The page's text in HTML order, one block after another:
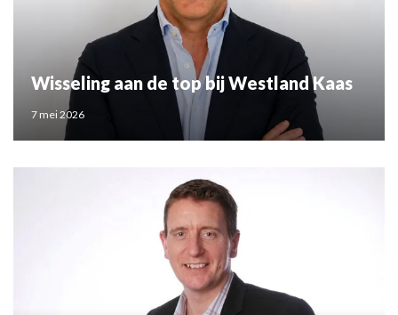
Wisseling aan de top bij Westland Kaas
7 mei 2026